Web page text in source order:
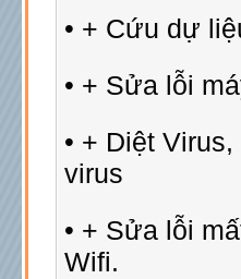
• + Cứu dự
• + Sửa lỗi
• + Diệt
virus
• + Sửa lỗi
Wifi.